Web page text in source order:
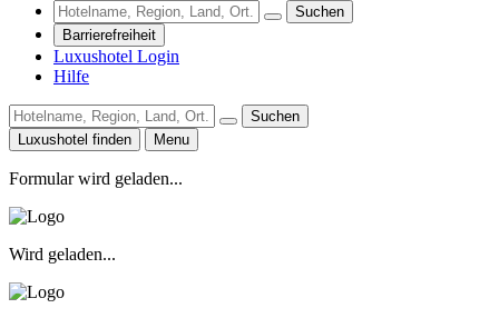
Suchen
Barrierefreiheit
Luxushotel Login
Hilfe
Suchen
Luxushotel finden
Menu
Formular wird geladen...
Wird geladen...